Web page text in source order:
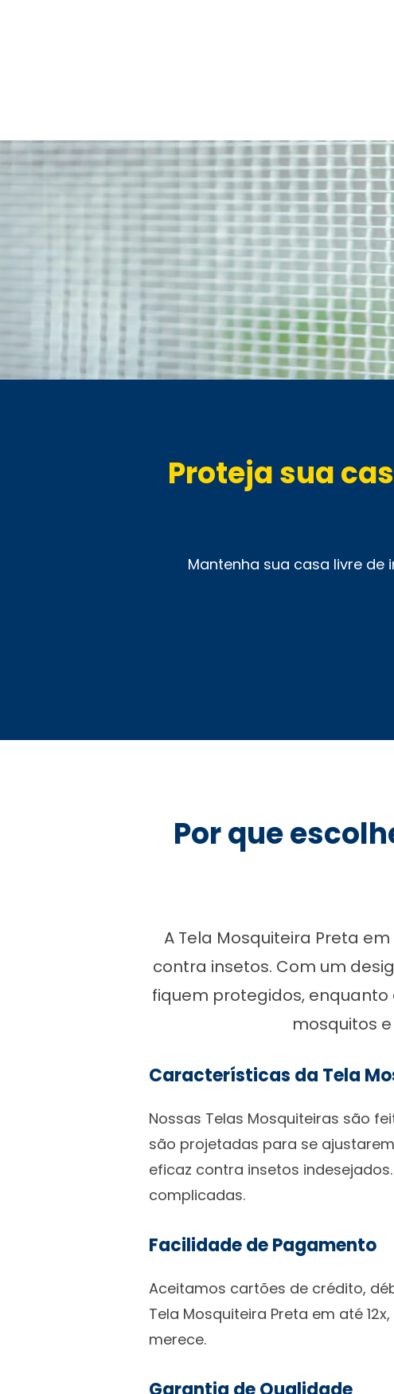
Proteja sua
Mantenha sua casa livre
Por que
A Tela Mosquiteira Preta
contra insetos. Com um
fiquem protegidos,
mosquitos
Características da Tela
Nossas Telas Mosquiteiras são
são projetadas para se
eficaz contra insetos
complicadas.
Facilidade de Pagamento
Aceitamos cartões de crédito,
Tela Mosquiteira Preta em até
merece.